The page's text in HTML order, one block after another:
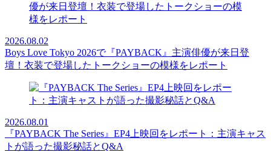
2026.08.02
Boys Love Tokyo 2026で『PAYBACK』主演俳優が来日登
壇！衣装で登場したトークショーの模様をレポート
2026.08.01
『PAYBACK The Series』EP4上映回をレポート：主演キャス
トが語った撮影秘話とQ&A